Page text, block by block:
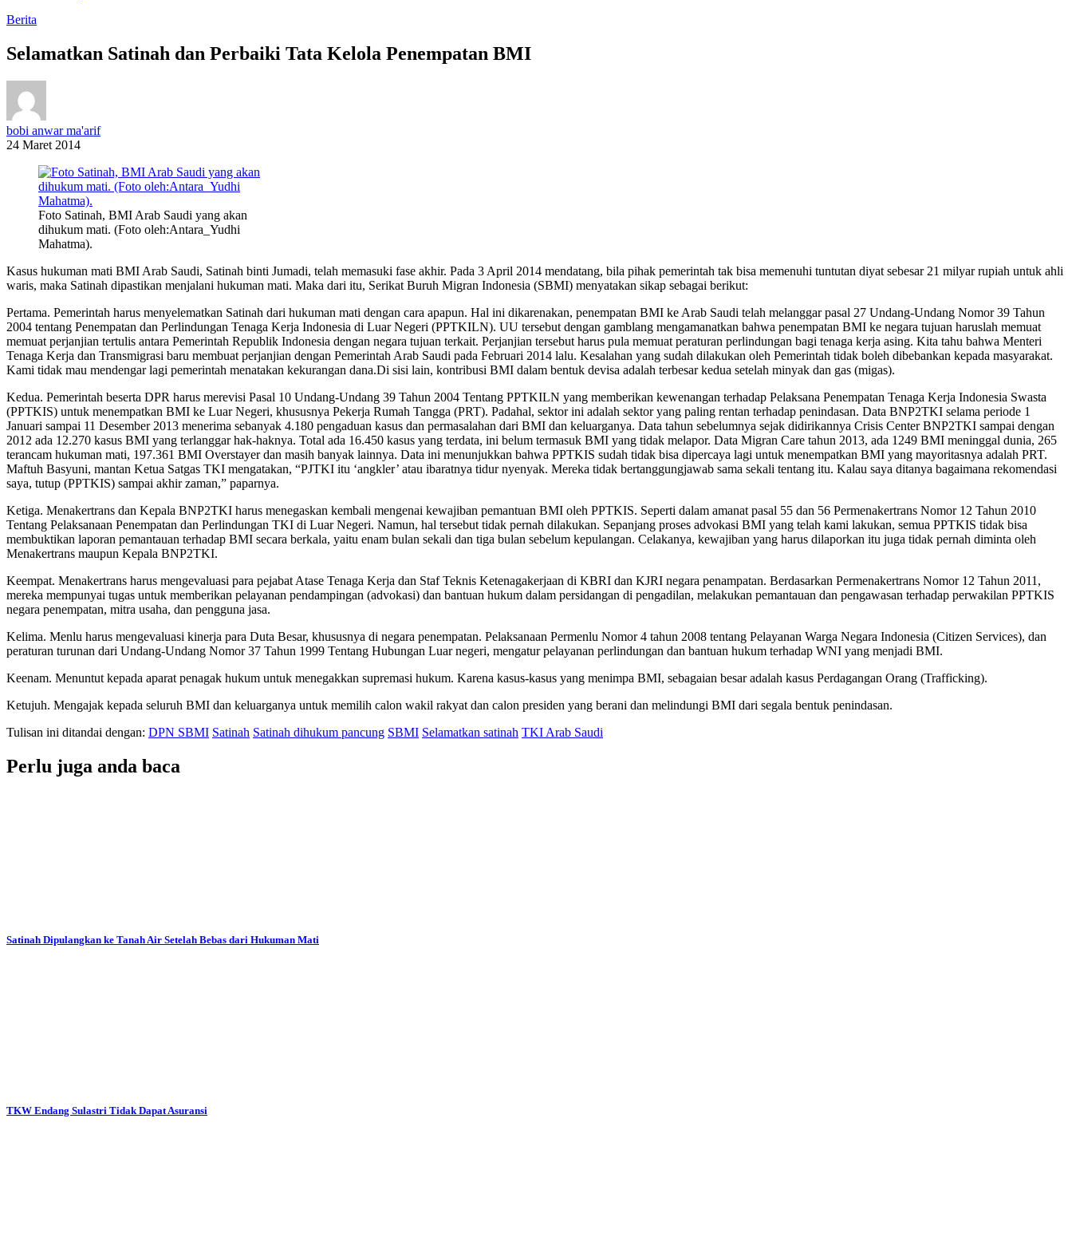
Berita
Selamatkan Satinah dan Perbaiki Tata Kelola Penempatan BMI
bobi anwar ma'arif
24 Maret 2014
Foto Satinah, BMI Arab Saudi yang akan
dihukum mati. (Foto oleh:Antara_Yudhi
Mahatma).
Kasus hukuman mati BMI Arab Saudi, Satinah binti Jumadi, telah memasuki fase akhir. Pada 3 April 2014 mendatang, bila pihak pemerintah tak bisa memenuhi tuntutan diyat sebesar 21 milyar rupiah untuk ahli
waris, maka Satinah dipastikan menjalani hukuman mati. Maka dari itu, Serikat Buruh Migran Indonesia (SBMI) menyatakan sikap sebagai berikut:
Pertama. Pemerintah harus menyelematkan Satinah dari hukuman mati dengan cara apapun. Hal ini dikarenakan, penempatan BMI ke Arab Saudi telah melanggar pasal 27 Undang-Undang Nomor 39 Tahun
2004 tentang Penempatan dan Perlindungan Tenaga Kerja Indonesia di Luar Negeri (PPTKILN). UU tersebut dengan gamblang mengamanatkan bahwa penempatan BMI ke negara tujuan haruslah memuat
memuat perjanjian tertulis antara Pemerintah Republik Indonesia dengan negara tujuan terkait. Perjanjian tersebut harus pula memuat peraturan perlindungan bagi tenaga kerja asing. Kita tahu bahwa Menteri
Tenaga Kerja dan Transmigrasi baru membuat perjanjian dengan Pemerintah Arab Saudi pada Februari 2014 lalu. Kesalahan yang sudah dilakukan oleh Pemerintah tidak boleh dibebankan kepada masyarakat.
Kami tidak mau mendengar lagi pemerintah menatakan kekurangan dana.Di sisi lain, kontribusi BMI dalam bentuk devisa adalah terbesar kedua setelah minyak dan gas (migas).
Kedua. Pemerintah beserta DPR harus merevisi Pasal 10 Undang-Undang 39 Tahun 2004 Tentang PPTKILN yang memberikan kewenangan terhadap Pelaksana Penempatan Tenaga Kerja Indonesia Swasta
(PPTKIS) untuk menempatkan BMI ke Luar Negeri, khususnya Pekerja Rumah Tangga (PRT). Padahal, sektor ini adalah sektor yang paling rentan terhadap penindasan. Data BNP2TKI selama periode 1
Januari sampai 11 Desember 2013 menerima sebanyak 4.180 pengaduan kasus dan permasalahan dari BMI dan keluarganya. Data tahun sebelumnya sejak didirikannya Crisis Center BNP2TKI sampai dengan
2012 ada 12.270 kasus BMI yang terlanggar hak-haknya. Total ada 16.450 kasus yang terdata, ini belum termasuk BMI yang tidak melapor. Data Migran Care tahun 2013, ada 1249 BMI meninggal dunia, 265
terancam hukuman mati, 197.361 BMI Overstayer dan masih banyak lainnya. Data ini menunjukkan bahwa PPTKIS sudah tidak bisa dipercaya lagi untuk menempatkan BMI yang mayoritasnya adalah PRT.
Maftuh Basyuni, mantan Ketua Satgas TKI mengatakan, “PJTKI itu ‘angkler’ atau ibaratnya tidur nyenyak. Mereka tidak bertanggungjawab sama sekali tentang itu. Kalau saya ditanya bagaimana rekomendasi
saya, tutup (PPTKIS) sampai akhir zaman,” paparnya.
Ketiga. Menakertrans dan Kepala BNP2TKI harus menegaskan kembali mengenai kewajiban pemantuan BMI oleh PPTKIS. Seperti dalam amanat pasal 55 dan 56 Permenakertrans Nomor 12 Tahun 2010
Tentang Pelaksanaan Penempatan dan Perlindungan TKI di Luar Negeri. Namun, hal tersebut tidak pernah dilakukan. Sepanjang proses advokasi BMI yang telah kami lakukan, semua PPTKIS tidak bisa
membuktikan laporan pemantauan terhadap BMI secara berkala, yaitu enam bulan sekali dan tiga bulan sebelum kepulangan. Celakanya, kewajiban yang harus dilaporkan itu juga tidak pernah diminta oleh
Menakertrans maupun Kepala BNP2TKI.
Keempat. Menakertrans harus mengevaluasi para pejabat Atase Tenaga Kerja dan Staf Teknis Ketenagakerjaan di KBRI dan KJRI negara penampatan. Berdasarkan Permenakertrans Nomor 12 Tahun 2011,
mereka mempunyai tugas untuk memberikan pelayanan pendampingan (advokasi) dan bantuan hukum dalam persidangan di pengadilan, melakukan pemantauan dan pengawasan terhadap perwakilan PPTKIS
negara penempatan, mitra usaha, dan pengguna jasa.
Kelima. Menlu harus mengevaluasi kinerja para Duta Besar, khususnya di negara penempatan. Pelaksanaan Permenlu Nomor 4 tahun 2008 tentang Pelayanan Warga Negara Indonesia (Citizen Services), dan
peraturan turunan dari Undang-Undang Nomor 37 Tahun 1999 Tentang Hubungan Luar negeri, mengatur pelayanan perlindungan dan bantuan hukum terhadap WNI yang menjadi BMI.
Keenam. Menuntut kepada aparat penagak hukum untuk menegakkan supremasi hukum. Karena kasus-kasus yang menimpa BMI, sebagaian besar adalah kasus Perdagangan Orang (Trafficking).
Ketujuh. Mengajak kepada seluruh BMI dan keluarganya untuk memilih calon wakil rakyat dan calon presiden yang berani dan melindungi BMI dari segala bentuk penindasan.
Tulisan ini ditandai dengan: DPN SBMI Satinah Satinah dihukum pancung SBMI Selamatkan satinah TKI Arab Saudi
Perlu juga anda baca
Satinah Dipulangkan ke Tanah Air Setelah Bebas dari Hukuman Mati
TKW Endang Sulastri Tidak Dapat Asuransi